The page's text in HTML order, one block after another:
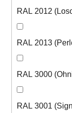
RAL 2012
RAL 2013
RAL 3000
RAL 3001